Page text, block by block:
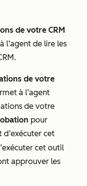
de votre CRM
l’agent de lire les
de votre
à l’agent
de votre
pour
d’exécuter cet
cet outil
approuver les